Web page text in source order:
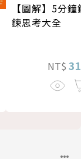
【圖解】5分鐘
鍊思考大全
NT$